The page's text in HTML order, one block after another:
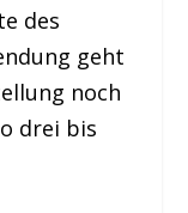
des
geht
noch
drei bis